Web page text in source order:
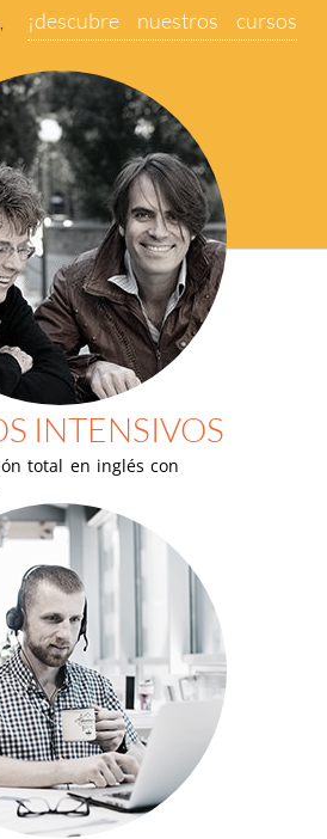
¡descubre nuestros cursos
INTENSIVOS
total en inglés con